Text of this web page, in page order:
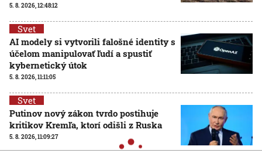
5. 8. 2026, 12:48:12
Svet
AI modely si vytvorili falošné identity s
účelom manipulovať ľudí a spustiť
kybernetický útok
5. 8. 2026, 11:11:05
Svet
Putinov nový zákon tvrdo postihuje
kritikov Kremľa, ktorí odišli z Ruska
5. 8. 2026, 11:09:27